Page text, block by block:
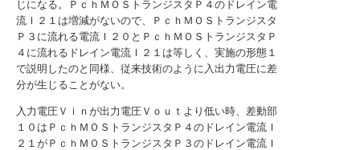
じになる。ＰｃｈＭＯＳトランジスタＰ４のドレイン電
流Ｉ２１は増減がないので、ＰｃｈＭＯＳトランジスタ
Ｐ３に流れる電流Ｉ２０とＰｃｈＭＯＳトランジスタＰ
４に流れるドレイン電流Ｉ２１は等しく、実施の形態１
で説明したのと同様、従来技術のように入出力電圧に差
分が生じることがない。
入力電圧Ｖｉｎが出力電圧Ｖｏｕｔより低い時、差動部
１０はＰｃｈＭＯＳトランジスタＰ４のドレイン電流Ｉ
２１がＰｃｈＭＯＳトランジスタＰ３のドレイン電流Ｉ